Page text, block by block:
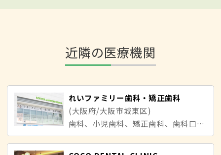
近隣の医療機関
れいファミリー歯科・矯正歯科
(大阪府/大阪市城東区)
歯科、小児歯科、矯正歯科、歯科口腔外科